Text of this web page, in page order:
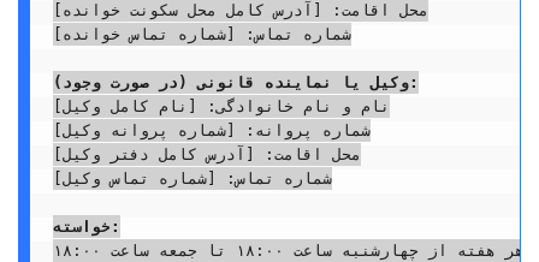
محل اقامت: [آدرس کامل محل سکونت خوانده]
شماره تماس: [شماره تماس خوانده]
وکیل یا نماینده قانونی (در صورت وجود):
نام و نام خانوادگی: [نام کامل وکیل]
شماره پروانه: [شماره پروانه وکیل]
محل اقامت: [آدرس کامل دفتر وکیل]
شماره تماس: [شماره تماس وکیل]
خواسته:
الف) صدور حکم بر افزایش زمان ملاقات فرزند مشترک به نام [نام کامل فرزند/فرزندان]، تاریخ تولد [تاریخ تولد فرزند/فرزندان]، از وضعیت فعلی به هر هفته از چهارشنبه ساعت ۱۸:۰۰ تا جمعه ساعت ۱۸:۰۰